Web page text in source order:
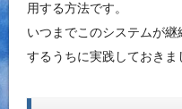
用する方法です。
いつまでこのシステムが
するうちに実践しておきま